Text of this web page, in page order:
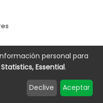
personal para
Essential.
Declive Aceptar